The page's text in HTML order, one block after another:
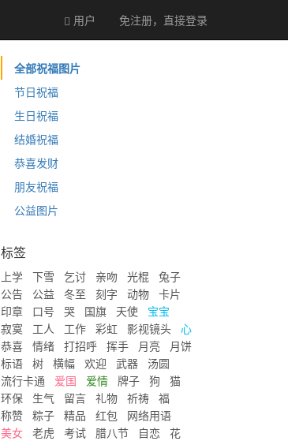
用户 免注册，直接登录
全部祝福图片
节日祝福
生日祝福
结婚祝福
恭喜发财
朋友祝福
公益图片
标签
上学 下雪 乞讨 亲吻 光棍
兔子
公告
公益 冬至 刻字 动物
卡片
印章
口号 哭 国旗 天使
宝宝
寂寞
工人 工作 彩虹 影视镜头
心
恭喜
情绪 打招呼 挥手 月亮
月饼
标语
树 横幅 欢迎 武器
汤圆
流行卡通
爱国 爱情 牌子 狗
猫
环保
生气 留言 礼物 祈祷
福
称赞
粽子 精品 红包
网络用语
美女
老虎 考试 腊八节 自恋
花